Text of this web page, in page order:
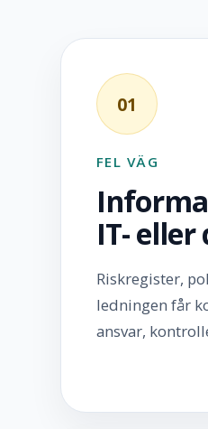
01
FEL VÄG
IT-
Riskregister,
ledningen får
ansvar,